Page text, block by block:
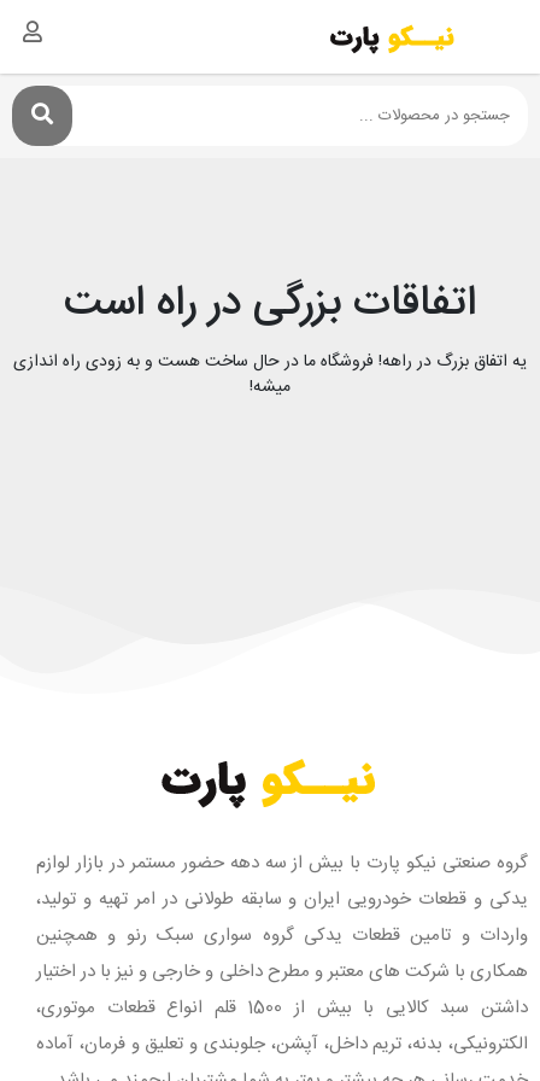
اتفاقات بزرگی در راه است
یه اتفاق بزرگ در راهه! فروشگاه ما در حال ساخت هست و به زودی راه اندازی
میشه!
گروه صنعتی نیکو پارت با بیش از سه دهه حضور مستمر در بازار لوازم
یدکی و قطعات خودرویی ایران و سابقه طولانی در امر تهیه و تولید،
واردات و تامین قطعات یدکی گروه سواری سبک رنو و همچنین
همکاری با شرکت های معتبر و مطرح داخلی و خارجی و نیز با در اختیار
داشتن سبد کالایی با بیش از 1500 قلم انواع قطعات موتوری،
الکترونیکی، بدنه، تریم داخل، آپشن، جلوبندی و تعلیق و فرمان، آماده